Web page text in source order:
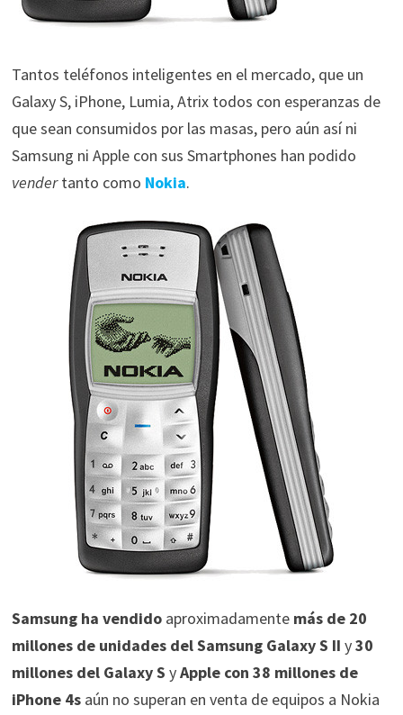
Tantos teléfonos inteligentes en el mercado, que un
Galaxy S, iPhone, Lumia, Atrix todos con esperanzas de
que sean consumidos por las masas, pero aún así ni
Samsung ni Apple con sus Smartphones han podido
vendertanto como Nokia.
Samsung ha vendidoaproximadamente más de 20
millones de unidades del Samsung Galaxy S II y30
millones del Galaxy S yApple con 38 millones de
iPhone 4saún no superan en venta de equipos a Nokia